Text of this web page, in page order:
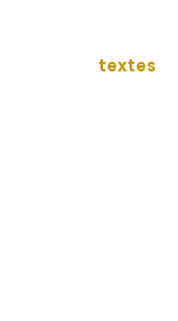
textes